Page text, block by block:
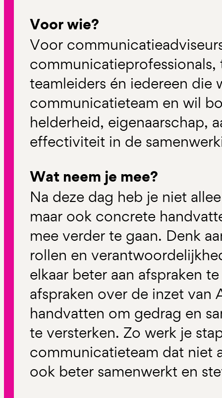
Voor wie?
Voor
teamleiders én iedereen die
communicatieteam en wil
helderheid, eigenaarschap,
effectiviteit in de
Wat neem je mee?
Na deze dag heb je niet
maar ook concrete
mee verder te gaan. Denk
rollen en
elkaar beter aan afspraken
afspraken over de inzet van
handvatten om gedrag en
te versterken. Zo werk je
communicatieteam dat niet
ook beter samenwerkt en